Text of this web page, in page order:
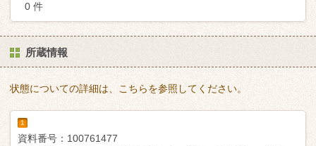
0 件
所蔵情報
状態についての詳細は、こちらを参照してください。
1
資料番号： 100761477